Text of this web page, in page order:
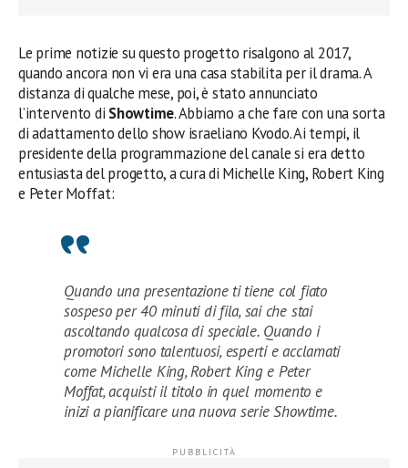
Le prime notizie su questo progetto risalgono al 2017,
quando ancora non vi era una casa stabilita per il drama. A
distanza di qualche mese, poi, è stato annunciato
l’intervento di Showtime. Abbiamo a che fare con una sorta
di adattamento dello show israeliano Kvodo. Ai tempi, il
presidente della programmazione del canale si era detto
entusiasta del progetto, a cura di Michelle King, Robert King
e Peter Moffat:
Quando una presentazione ti tiene col fiato
sospeso per 40 minuti di fila, sai che stai
ascoltando qualcosa di speciale. Quando i
promotori sono talentuosi, esperti e acclamati
come Michelle King, Robert King e Peter
Moffat, acquisti il titolo in quel momento e
inizi a pianificare una nuova serie Showtime.